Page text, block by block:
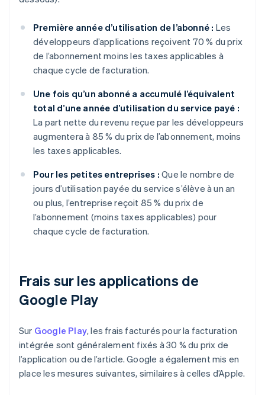
Première année d’utilisation de l’abonné : Les
développeurs d’applications reçoivent 70 % du prix
de l’abonnement moins les taxes applicables à
chaque cycle de facturation.
Une fois qu’un abonné a accumulé l’équivalent
total d’une année d’utilisation du service payé :
La part nette du revenu reçue par les développeurs
augmentera à 85 % du prix de l’abonnement, moins
les taxes applicables.
Pour les petites entreprises : Que le nombre de
jours d’utilisation payée du service s’élève à un an
ou plus, l’entreprise reçoit 85 % du prix de
l’abonnement (moins taxes applicables) pour
chaque cycle de facturation.
Frais sur les applications de
Google Play
Sur Google Play, les frais facturés pour la facturation
intégrée sont généralement fixés à 30 % du prix de
l’application ou de l’article. Google a également mis en
place les mesures suivantes, similaires à celles d’Apple.